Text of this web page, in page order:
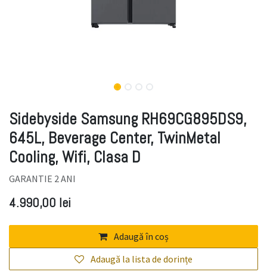
Sidebyside Samsung RH69CG895DS9,
645L, Beverage Center, TwinMetal
Cooling, Wifi, Clasa D
GARANTIE 2 ANI
4.990,00 lei
Adaugă în coș
Adaugă la lista de dorințe